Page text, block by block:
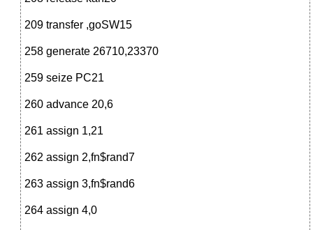
209 transfer ,goSW15
258 generate 26710,23370
259 seize PC21
260 advance 20,6
261 assign 1,21
262 assign 2,fn$rand7
263 assign 3,fn$rand6
264 assign 4,0